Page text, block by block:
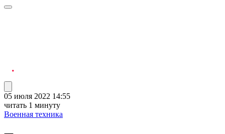
05 июля 2022 14:55
читать 1 минуту
Военная техника